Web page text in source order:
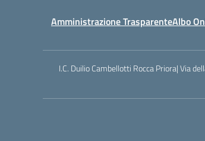
Amministrazione TrasparenteAlbo
I.C. Duilio Cambellotti Rocca Priora| Via